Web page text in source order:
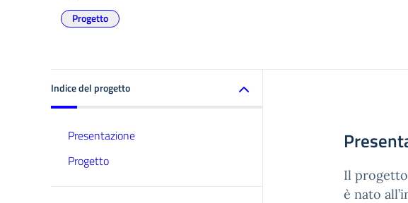
Progetto
Indice del progetto
Presentazione
Progetto
Il
è nato